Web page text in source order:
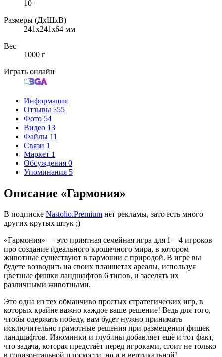
10+
Размеры (ДxШxВ)
241x241x64 мм
Вес
1000 г
Играть онлайн
Информация
Отзывы 355
Фото 54
Видео 13
Файлы 11
Связи 1
Маркет 1
Обсуждения 0
Упоминания 5
Описание «Гармония»
В подписке Nastolio.Premium нет рекламы, зато есть много
других крутых штук ;)
«Гармония» — это приятная семейная игра для 1—4 игроков
про создание идеального крошечного мира, в котором
животные существуют в гармонии с природой. В игре вы
будете возводить на своих планшетах ареалы, используя
цветные фишки ландшафтов 6 типов, и заселять их
различными животными.
Это одна из тех обманчиво простых стратегических игр, в
которых крайне важно каждое ваше решение! Ведь для того,
чтобы одержать победу, вам будет нужно принимать
исключительно грамотные решения при размещении фишек
ландшафтов. Изюминки и глубины добавляет ещё и тот факт,
что задача, которая предстаёт перед игроками, стоит не только
в горизонтальной плоскости, но и в вертикальной!